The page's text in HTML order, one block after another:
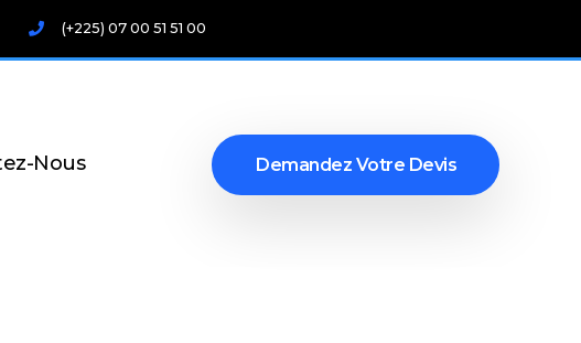
(+225) 07 00 51 51 00
Nous Demandez Votre Devis